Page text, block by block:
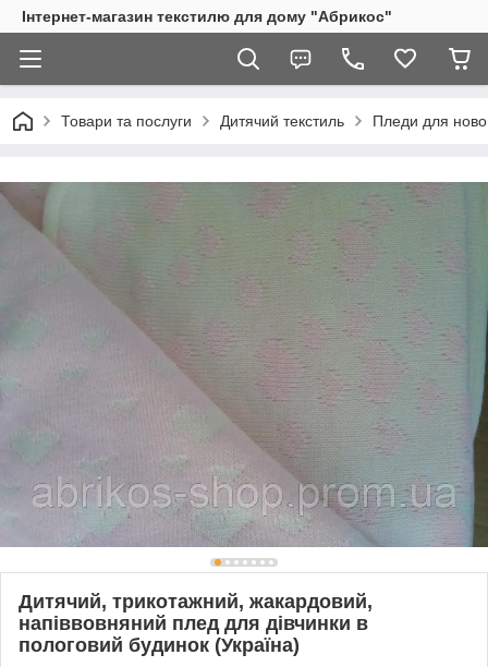
Інтернет-магазин текстилю для дому "Абрикос"
Товари та послуги Дитячий текстиль Пледи для
Дитячий, трикотажний, жакардовий,
напіввовняний плед для дівчинки в
пологовий будинок (Україна)